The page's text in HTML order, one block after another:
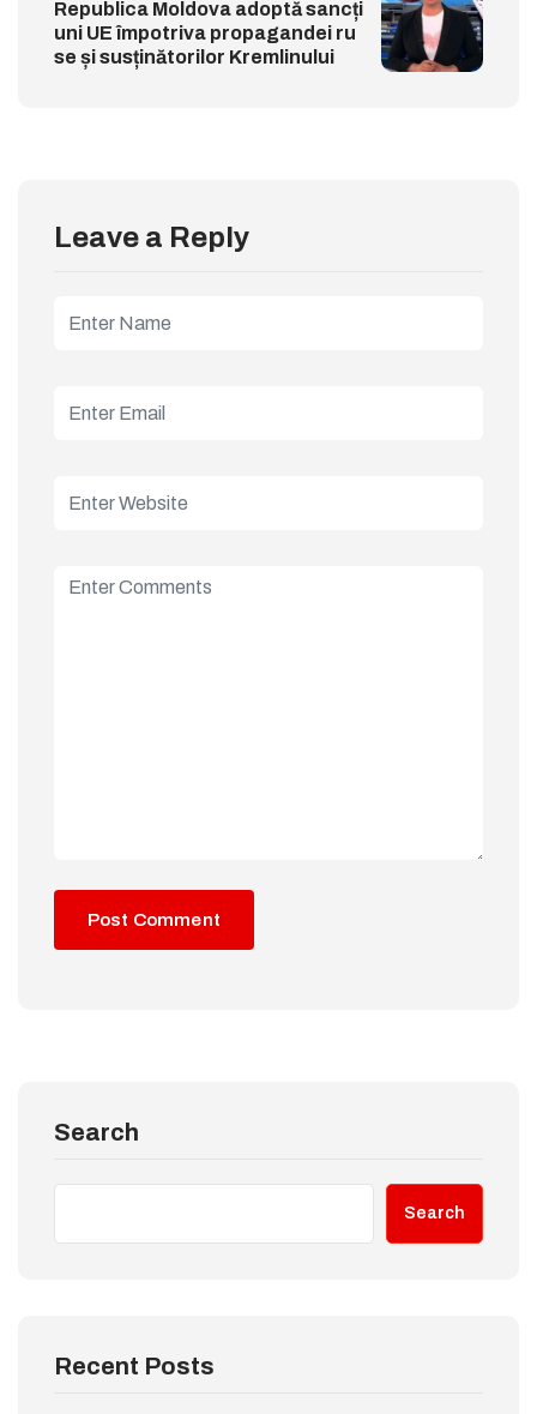
Republica Moldova adoptă sancți
uni UE împotriva propagandei ru
se și susținătorilor Kremlinului
Leave a Reply
Search
Search
Recent Posts